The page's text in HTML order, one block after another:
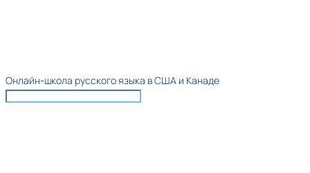
Онлайн-школа русского языка в США и Канаде​